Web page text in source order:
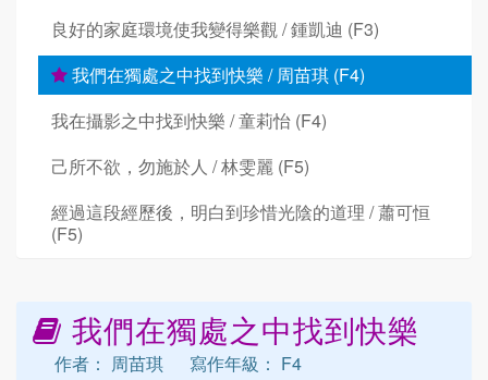
良好的家庭環境使我變得樂觀 / 鍾凱迪 (F3)
我們在獨處之中找到快樂 / 周苗琪 (F4)
我在攝影之中找到快樂 / 童莉怡 (F4)
己所不欲，勿施於人 / 林雯麗 (F5)
經過這段經歷後，明白到珍惜光陰的道理 / 蕭可恒
(F5)
我們在獨處之中找到快樂
作者： 周苗琪
寫作年級： F4